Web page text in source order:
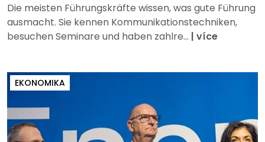
Die meisten Führungskräfte wissen, was gute Führung
ausmacht. Sie kennen Kommunikationstechniken,
besuchen Seminare und haben zahlre... | více
EKONOMIKA